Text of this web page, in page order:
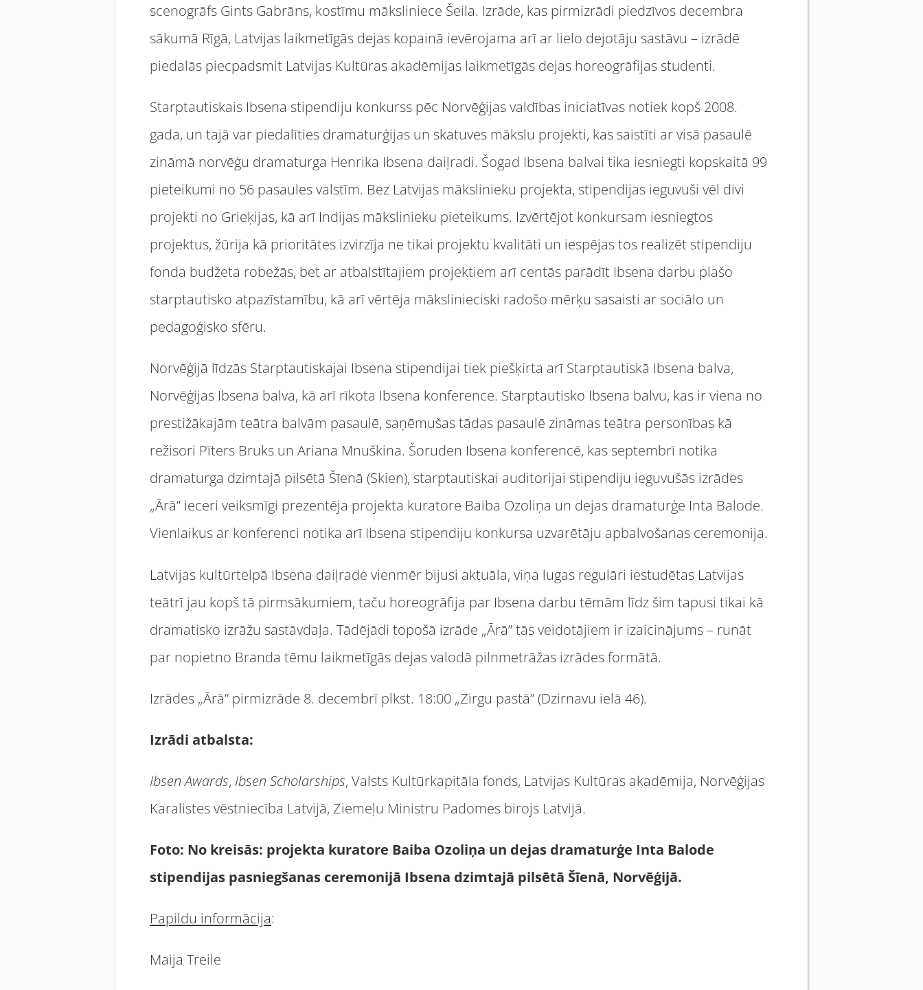
scenogrāfs Gints Gabrāns, kostīmu māksliniece Šeila. Izrāde, kas pirmizrādi piedzīvos decembra
sākumā Rīgā, Latvijas laikmetīgās dejas kopainā ievērojama arī ar lielo dejotāju sastāvu – izrādē
piedalās piecpadsmit Latvijas Kultūras akadēmijas laikmetīgās dejas horeogrāfijas studenti.
Starptautiskais Ibsena stipendiju konkurss pēc Norvēģijas valdības iniciatīvas notiek kopš 2008.
gada, un tajā var piedalīties dramaturģijas un skatuves mākslu projekti, kas saistīti ar visā pasaulē
zināmā norvēģu dramaturga Henrika Ibsena daiļradi. Šogad Ibsena balvai tika iesniegti kopskaitā 99
pieteikumi no 56 pasaules valstīm. Bez Latvijas mākslinieku projekta, stipendijas ieguvuši vēl divi
projekti no Grieķijas, kā arī Indijas mākslinieku pieteikums. Izvērtējot konkursam iesniegtos
projektus, žūrija kā prioritātes izvirzīja ne tikai projektu kvalitāti un iespējas tos realizēt stipendiju
fonda budžeta robežās, bet ar atbalstītajiem projektiem arī centās parādīt Ibsena darbu plašo
starptautisko atpazīstamību, kā arī vērtēja mākslinieciski radošo mērķu sasaisti ar sociālo un
pedagoģisko sfēru.
Norvēģijā līdzās Starptautiskajai Ibsena stipendijai tiek piešķirta arī Starptautiskā Ibsena balva,
Norvēģijas Ibsena balva, kā arī rīkota Ibsena konference. Starptautisko Ibsena balvu, kas ir viena no
prestižākajām teātra balvām pasaulē, saņēmušas tādas pasaulē zināmas teātra personības kā
režisori Pīters Bruks un Ariana Mnuškina. Šoruden Ibsena konferencē, kas septembrī notika
dramaturga dzimtajā pilsētā Šīenā (Skien), starptautiskai auditorijai stipendiju ieguvušās izrādes
„Ārā” ieceri veiksmīgi prezentēja projekta kuratore Baiba Ozoliņa un dejas dramaturģe Inta Balode.
Vienlaikus ar konferenci notika arī Ibsena stipendiju konkursa uzvarētāju apbalvošanas ceremonija.
Latvijas kultūrtelpā Ibsena daiļrade vienmēr bijusi aktuāla, viņa lugas regulāri iestudētas Latvijas
teātrī jau kopš tā pirmsākumiem, taču horeogrāfija par Ibsena darbu tēmām līdz šim tapusi tikai kā
dramatisko izrāžu sastāvdaļa. Tādējādi topošā izrāde „Ārā” tās veidotājiem ir izaicinājums – runāt
par nopietno Branda tēmu laikmetīgās dejas valodā pilnmetrāžas izrādes formātā.
Izrādes „Ārā” pirmizrāde 8. decembrī plkst. 18:00 „Zirgu pastā” (Dzirnavu ielā 46).
Izrādi atbalsta:
Ibsen Awards, Ibsen Scholarships, Valsts Kultūrkapitāla fonds, Latvijas Kultūras akadēmija, Norvēģijas
Karalistes vēstniecība Latvijā, Ziemeļu Ministru Padomes birojs Latvijā.
Foto: No kreisās: projekta kuratore Baiba Ozoliņa un dejas dramaturģe Inta Balode
stipendijas pasniegšanas ceremonijā Ibsena dzimtajā pilsētā Šīenā, Norvēģijā.
Papildu informācija:
Maija Treile